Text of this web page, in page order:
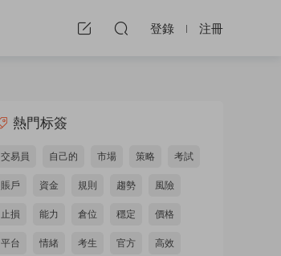
登錄 注冊
熱門标簽
交易員 自己的 市場 策略 考試
賬戶 資金 規則 趨勢 風險
止損 能力 倉位 穩定 價格
平台 情緒 考生 官方 高效